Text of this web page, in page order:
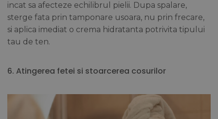
incat sa afecteze echilibrul pielii. Dupa spalare,
sterge fata prin tamponare usoara, nu prin frecare,
si aplica imediat o crema hidratanta potrivita tipului
tau de ten.
6. Atingerea fetei si stoarcerea cosurilor